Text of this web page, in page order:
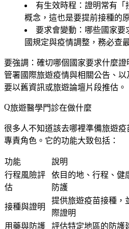
有生效時程 ：證明常有
概念，這也是要提前接種的
要求會變動 ：哪些國家要
國規定與疫情調整 ，務必查
要強調： 確切哪個國家要求什麼
管署國際旅遊疫情與相關公告、
要以舊資訊或旅遊論壇片段推估。
旅遊醫學門診在做什麼
很多人不知道該去哪裡準備旅遊疫
專責角色。它的功能大致包括：
功能
說明
行程風險評
估
依目的地、行程、健
防護
接種與證明
提供旅遊疫苗接種，
際證明
用藥與防護
評估特定地區的防護